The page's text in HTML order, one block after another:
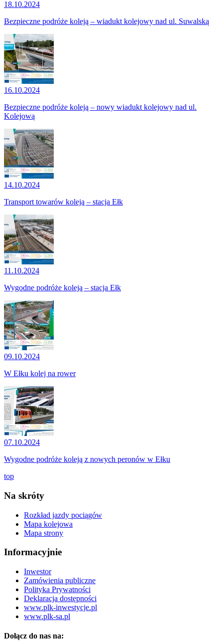
18.10.2024
Bezpieczne podróże koleją – wiadukt kolejowy nad ul. Suwalską
16.10.2024
Bezpieczne podróże koleją – nowy wiadukt kolejowy nad ul.
Kolejową
14.10.2024
Transport towarów koleją – stacja Ełk
11.10.2024
Wygodne podróże koleją – stacja Ełk
09.10.2024
W Ełku kolej na rower
07.10.2024
Wygodne podróże koleją z nowych peronów w Ełku
top
Na skróty
Rozkład jazdy pociągów
Mapa kolejowa
Mapa strony
Informacyjnie
Inwestor
Zamówienia publiczne
Polityka Prywatności
Deklaracja dostępności
www.plk-inwestycje.pl
www.plk-sa.pl
Dołącz do nas na: